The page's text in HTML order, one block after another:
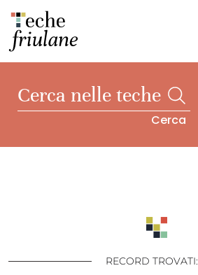
Cerca
RECORD TROVATI: